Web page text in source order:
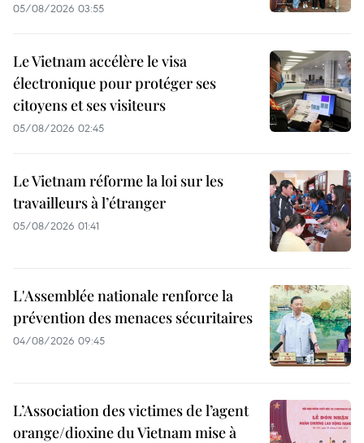
05/08/2026 03:55
Le Vietnam accélère le visa
électronique pour protéger ses
citoyens et ses visiteurs
05/08/2026 02:45
Le Vietnam réforme la loi sur les
travailleurs à l’étranger
05/08/2026 01:41
L'Assemblée nationale renforce la
prévention des menaces sécuritaires
04/08/2026 09:45
L’Association des victimes de l’agent
orange/dioxine du Vietnam mise à